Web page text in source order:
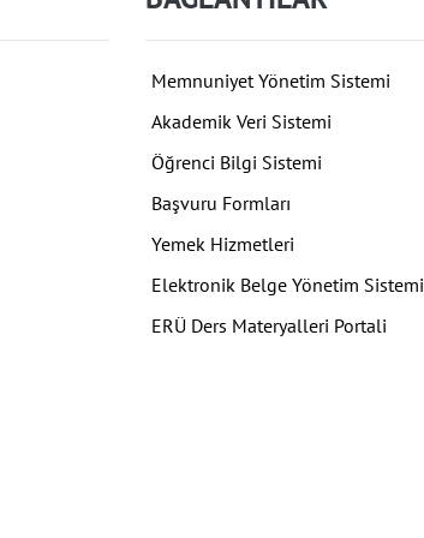
Memnuniyet Yönetim Sistemi
Akademik Veri Sistemi
Öğrenci Bilgi Sistemi
Başvuru Formları
Yemek Hizmetleri
Elektronik Belge Yönetim Sistemi
ERÜ Ders Materyalleri Portali